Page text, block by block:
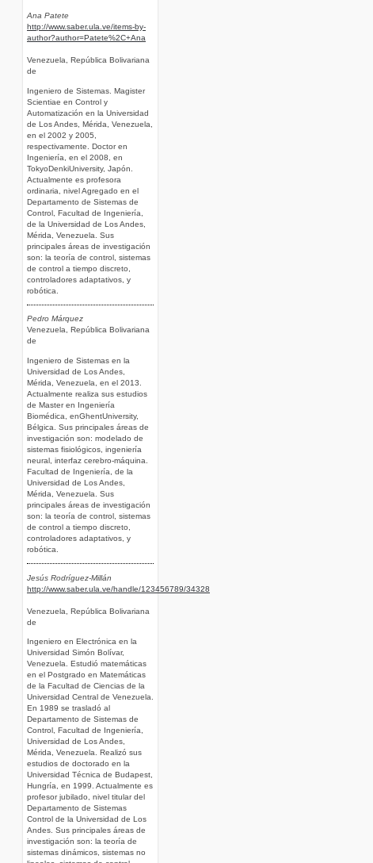
Ana Patete
http://www.saber.ula.ve/items-by-
author?author=Patete%2C+Ana
Venezuela, República Bolivariana
de
Ingeniero de Sistemas. Magister
Scientiae en Control y
Automatización en la Universidad
de Los Andes, Mérida, Venezuela,
en el 2002 y 2005,
respectivamente. Doctor en
Ingeniería, en el 2008, en
TokyoDenkiUniversity, Japón.
Actualmente es profesora
ordinaria, nivel Agregado en el
Departamento de Sistemas de
Control, Facultad de Ingeniería,
de la Universidad de Los Andes,
Mérida, Venezuela. Sus
principales áreas de investigación
son: la teoría de control, sistemas
de control a tiempo discreto,
controladores adaptativos, y
robótica.
Pedro Márquez
Venezuela, República Bolivariana
de
Ingeniero de Sistemas en la
Universidad de Los Andes,
Mérida, Venezuela, en el 2013.
Actualmente realiza sus estudios
de Master en Ingeniería
Biomédica, enGhentUniversity,
Bélgica. Sus principales áreas de
investigación son: modelado de
sistemas fisiológicos, ingeniería
neural, interfaz cerebro-máquina.
Facultad de Ingeniería, de la
Universidad de Los Andes,
Mérida, Venezuela. Sus
principales áreas de investigación
son: la teoría de control, sistemas
de control a tiempo discreto,
controladores adaptativos, y
robótica.
Jesús Rodríguez-Millán
http://www.saber.ula.ve/handle/123456789/34328
Venezuela, República Bolivariana
de
Ingeniero en Electrónica en la
Universidad Simón Bolívar,
Venezuela. Estudió matemáticas
en el Postgrado en Matemáticas
de la Facultad de Ciencias de la
Universidad Central de Venezuela.
En 1989 se trasladó al
Departamento de Sistemas de
Control, Facultad de Ingeniería,
Universidad de Los Andes,
Mérida, Venezuela. Realizó sus
estudios de doctorado en la
Universidad Técnica de Budapest,
Hungría, en 1999. Actualmente es
profesor jubilado, nivel titular del
Departamento de Sistemas
Control de la Universidad de Los
Andes. Sus principales áreas de
investigación son: la teoría de
sistemas dinámicos, sistemas no